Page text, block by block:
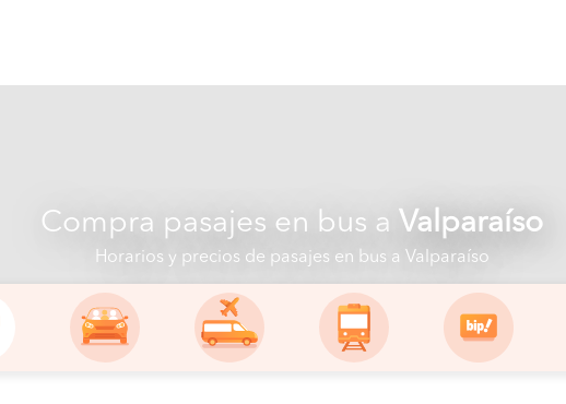
Compra pasajes en bus a Valparaíso
Horarios y precios de pasajes en bus a Valparaíso